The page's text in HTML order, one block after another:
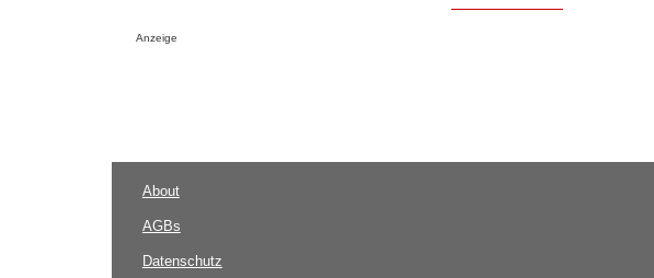
Anzeige
About
AGBs
Datenschutz